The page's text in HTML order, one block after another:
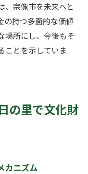
、宗像市を未来へと
の持つ多面的な価値
場所にし、今後もそ
ことを示していま
の里で文化財
カニズム